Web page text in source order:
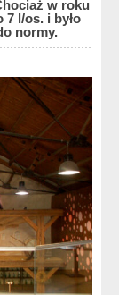
w roku
7 l/os. i było
normy.